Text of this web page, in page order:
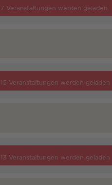
7 Veranstaltungen werden geladen
15 Veranstaltungen werden geladen
13 Veranstaltungen werden geladen